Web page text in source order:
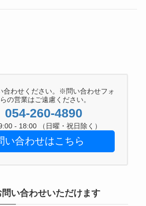
合わせください。※問い合わせフォ
の営業はご遠慮ください。
054-260-4890
- 18:00 （日曜・祝日除く）
い合わせはこちら
い合わせいただけます